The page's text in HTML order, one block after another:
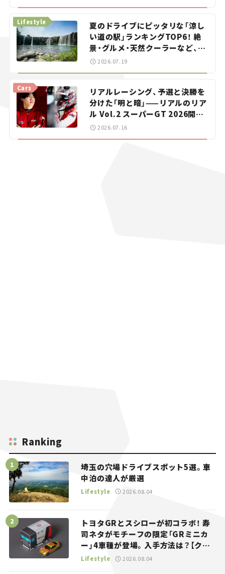
夏のドライブにピッタリな「涼し
い道の駅」ランキングTOP6！ 絶
景・グルメ・天然クーラーなど、避
暑におすすめのスポットを紹介
Lifestyle
2026.07.19
リアルレーシング、予選と決勝を
分けた「明と暗」——リアルのリア
ル Vol.2 スーパーGT 2026開幕
戦 岡山国際サーキット
Cars
2026.07.16
Ranking
埼玉の穴場ドライブスポット5選。車
中泊の達人が厳選
Lifestyle 2026.08.04
トヨタGRとスシローが初コラボ！ 寿
司ネタがモチーフの限定「GRミニカ
ー」4車種が登場。入手方法は？【クル
マとホビー】
Lifestyle 2026.08.04